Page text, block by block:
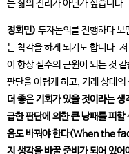
든 삶의 진리가 아닌가 싶습니다.
정회민) 투자논의를 진행하다 보
는 착각을 하게 되기도 합니다.
이 항상 실수의 근원이 되는 것
판단을 어렵게 하고, 거래 상대
더 좋은 기회가 있을 것이라는
급한 판단에 의한 큰 낭패를 피할
음도 바꿔야 한다(When the
지 생각을 바꿀 준비가 되어 있어